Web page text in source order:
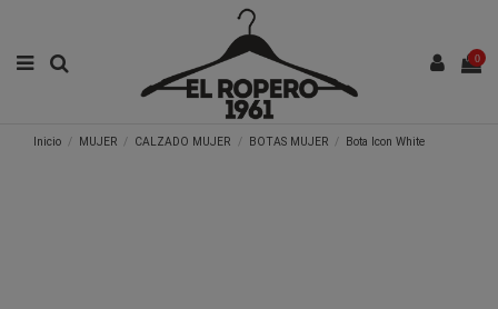
0
Inicio MUJER CALZADO MUJER BOTAS MUJER Bota Icon White